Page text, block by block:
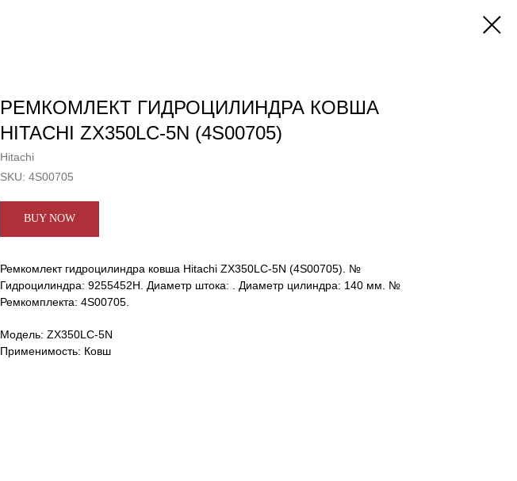
РЕМКОМЛЕКТ ГИДРОЦИЛИНДРА КОВША
HITACHI ZX350LC-5N (4S00705)
Hitachi
SKU: 4S00705
BUY NOW
Ремкомлект гидроцилиндра ковша Hitachi ZX350LC-5N (4S00705). №
Гидроцилиндра: 9255452H. Диаметр штока: . Диаметр цилиндра: 140 мм. №
Ремкомплекта: 4S00705.
Модель: ZX350LC-5N
Применимость: Ковш